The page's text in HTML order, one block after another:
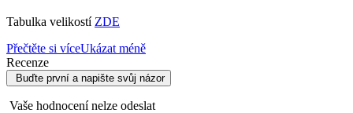
Tabulka velikostí ZDE
Přečtěte si víceUkázat méně
Recenze
Buďte první a napište svůj názor
Vaše hodnocení nelze odeslat